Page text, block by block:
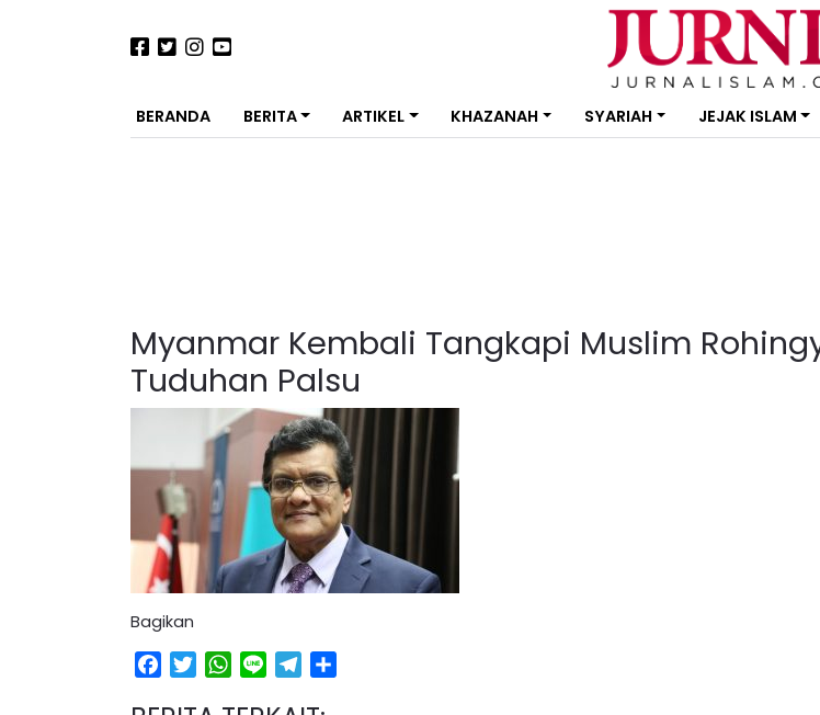
BERANDA BERITA ARTIKEL KHAZANAH SYARIAH JEJAK ISLAM
Myanmar Kembali Tangkapi Muslim
Tuduhan Palsu
Bagikan
Facebook
TwitterWhatsApp
Line Telegram